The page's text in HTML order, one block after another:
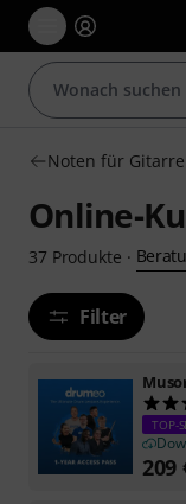
Noten für
Online-
37 Produkte ·
Filter
TOP-
209